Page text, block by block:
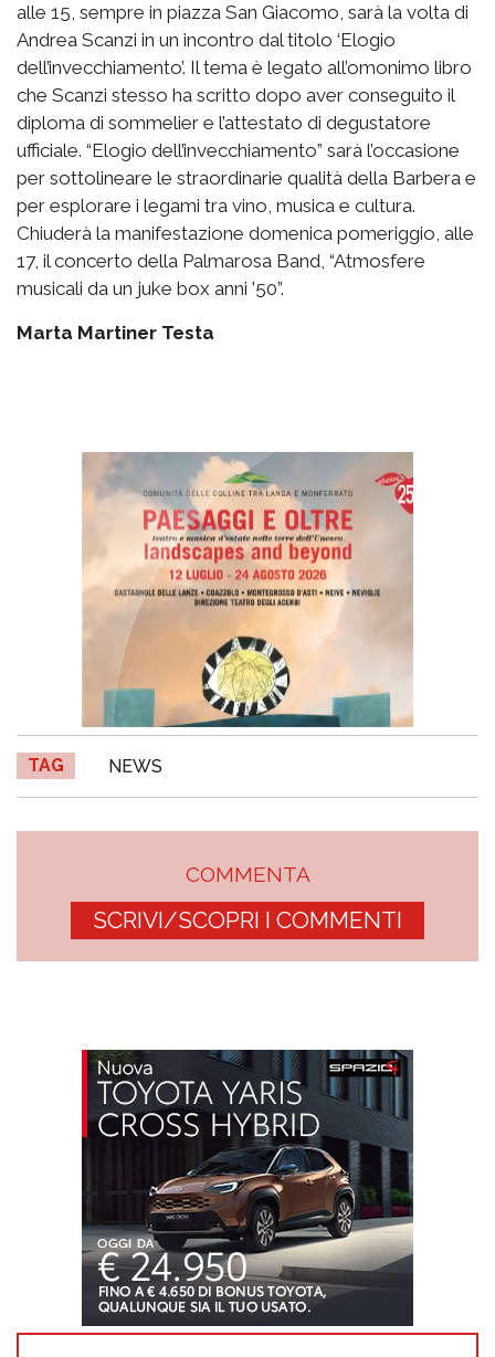
alle 15, sempre in piazza San Giacomo, sarà la volta di
Andrea Scanzi in un incontro dal titolo ‘Elogio
dell’invecchiamento’. Il tema è legato all’omonimo libro
che Scanzi stesso ha scritto dopo aver conseguito il
diploma di sommelier e l’attestato di degustatore
ufficiale. “Elogio dell’invecchiamento” sarà l’occasione
per sottolineare le straordinarie qualità della Barbera e
per esplorare i legami tra vino, musica e cultura.
Chiuderà la manifestazione domenica pomeriggio, alle
17, il concerto della Palmarosa Band, “Atmosfere
musicali da un juke box anni '50”.
Marta Martiner Testa
TAG NEWS
COMMENTA
SCRIVI/SCOPRI I COMMENTI